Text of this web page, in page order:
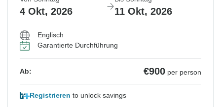
4 Okt, 2026 11 Okt, 2026
Englisch
Garantierte Durchführung
Ab: €900 per person
Registrieren to unlock savings